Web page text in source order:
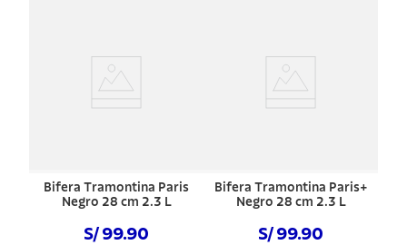
Bifera Tramontina Paris
Negro 28 cm 2.3 L
S/ 99.90
Bifera Tramontina Paris+
Negro 28 cm 2.3 L
S/ 99.90